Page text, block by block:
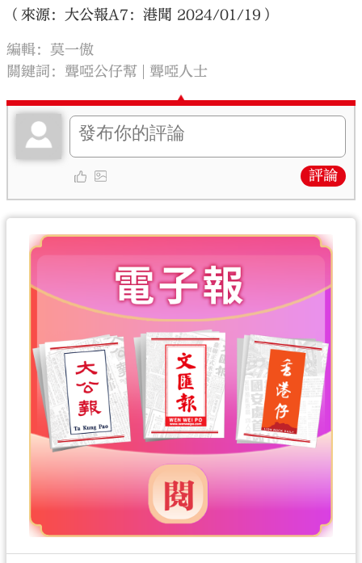
（來源：大公報A7：港聞 2024/01/19）
編輯：莫一傲
關鍵詞： 聾啞公仔幫 聾啞人士
評論